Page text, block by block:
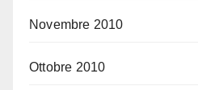
Novembre 2010
Ottobre 2010